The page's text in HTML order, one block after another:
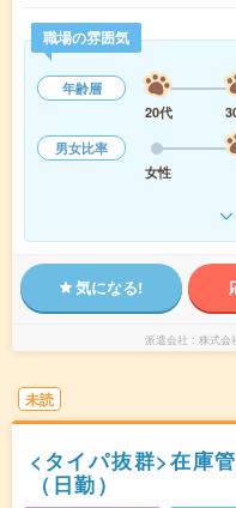
職場の雰囲気
年齢層
20代
男女比率
女性
気になる!
派遣会社 株式会
未読
<タイパ抜群>在庫
（日勤）